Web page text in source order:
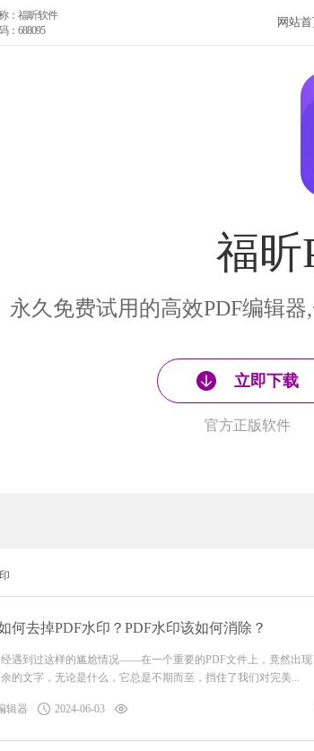
：福昕软件
：688095
网站
福昕
永久免费试用的高效PDF编辑
立即下载
官方正版软件
何去掉PDF水印？PDF水印该如何消除？
遇到过这样的尴尬情况——在一个重要的PDF文件上，竟然出
的文字，无论是什么，它总是不期而至，挡住了我们对完美...
辑器 2024-06-03